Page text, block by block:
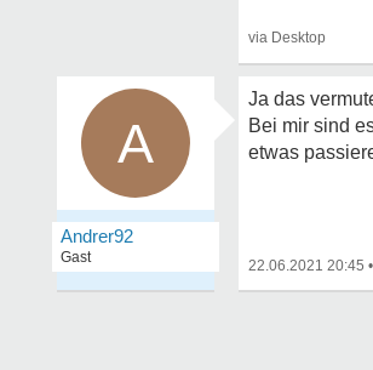
A
Andrer92
Gast
Ja das
Bei mir sind
etwas
22.06.2021 20:45 •